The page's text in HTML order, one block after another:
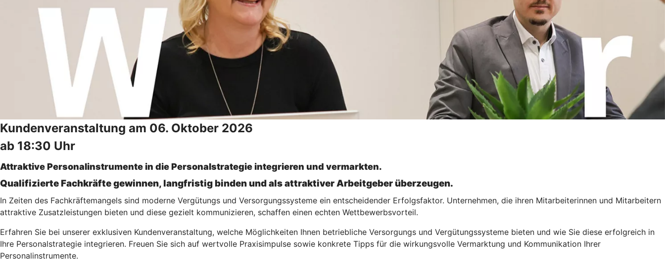
Kundenveranstaltung am 06. Oktober 2026
ab 18:30 Uhr
Attraktive Personalinstrumente in die Personalstrategie integrieren und vermarkten.
Qualifizierte Fachkräfte gewinnen, langfristig binden und als attraktiver Arbeitgeber überzeugen.
In Zeiten des Fachkräftemangels sind moderne Vergütungs und Versorgungssysteme ein entscheidender Erfolgsfaktor. Unternehmen, die ihren Mitarbeiterinnen und Mitarbeitern
attraktive Zusatzleistungen bieten und diese gezielt kommunizieren, schaffen einen echten Wettbewerbsvorteil.
Erfahren Sie bei unserer exklusiven Kundenveranstaltung, welche Möglichkeiten Ihnen betriebliche Versorgungs und Vergütungssysteme bieten und wie Sie diese erfolgreich in
Ihre Personalstrategie integrieren. Freuen Sie sich auf wertvolle Praxisimpulse sowie konkrete Tipps für die wirkungsvolle Vermarktung und Kommunikation Ihrer
Personalinstrumente.